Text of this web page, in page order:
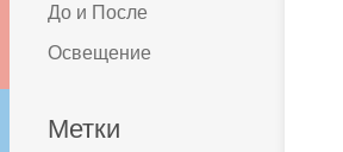
До и После
Освещение
Метки